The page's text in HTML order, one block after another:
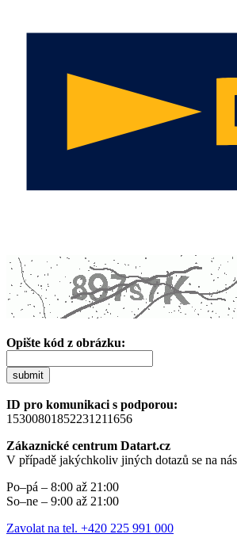
Opište kód z obrázku:
submit
ID pro komunikaci s podporou:
15300801852231211656
Zákaznické centrum Datart.cz
V případě jakýchkoliv jiných dotazů se na
Po–pá – 8:00 až 21:00
So–ne – 9:00 až 21:00
Zavolat na tel. +420 225 991 000